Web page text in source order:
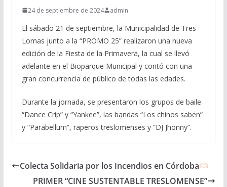
24 de septiembre de 2024 admin
El sábado 21 de septiembre, la Municipalidad de Tres
Lomas junto a la “PROMO 25” realizaron una nueva
edición de la Fiesta de la Primavera, la cual se llevó
adelante en el Bioparque Municipal y contó con una
gran concurrencia de público de todas las edades.
Durante la jornada, se presentaron los grupos de baile
“Dance Crip” y “Yankee”, las bandas “Los chinos saben”
y “Parabellum”, raperos treslomenses y “DJ Jhonny”.
Colecta Solidaria por los Incendios en Córdoba
PRIMER “CINE SUSTENTABLE TRESLOMENSE”